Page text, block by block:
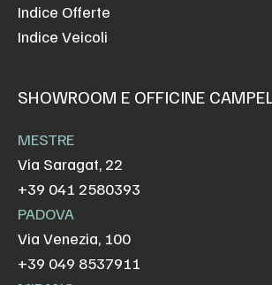
Indice Offerte
Indice Veicoli
SHOWROOM E OFFICINE
MESTRE
Via Saragat, 22
+39 041 2580393
PADOVA
Via Venezia, 100
+39 049 8537911